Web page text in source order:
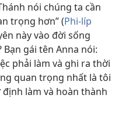
nói chúng ta cần
trọng hơn” (Phi-líp
này vào đời sống
gái tên Anna nói:
phải làm và ghi ra thời
quan trọng nhất là tôi
làm và hoàn thành